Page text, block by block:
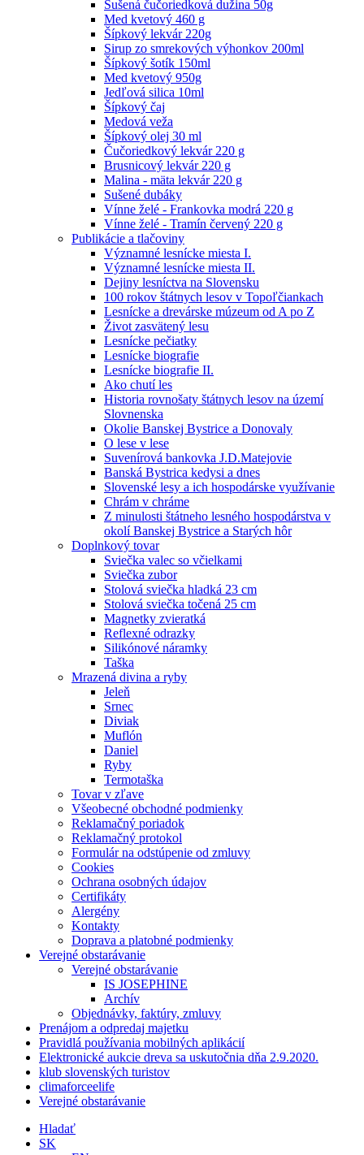
Sušená čučoriedková dužina 50g
Med kvetový 460 g
Šípkový lekvár 220g
Sirup zo smrekových výhonkov 200ml
Šípkový šotík 150ml
Med kvetový 950g
Jedľová silica 10ml
Šípkový čaj
Medová veža
Šípkový olej 30 ml
Čučoriedkový lekvár 220 g
Brusnicový lekvár 220 g
Malina - mäta lekvár 220 g
Sušené dubáky
Vínne želé - Frankovka modrá 220 g
Vínne želé - Tramín červený 220 g
Publikácie a tlačoviny
Významné lesnícke miesta I.
Významné lesnícke miesta II.
Dejiny lesníctva na Slovensku
100 rokov štátnych lesov v Topoľčiankach
Lesnícke a drevárske múzeum od A po Z
Život zasvätený lesu
Lesnícke pečiatky
Lesnícke biografie
Lesnícke biografie II.
Ako chutí les
Historia rovnošaty štátnych lesov na území
Slovnenska
Okolie Banskej Bystrice a Donovaly
O lese v lese
Suvenírová bankovka J.D.Matejovie
Banská Bystrica kedysi a dnes
Slovenské lesy a ich hospodárske využívanie
Chrám v chráme
Z minulosti štátneho lesného hospodárstva v
okolí Banskej Bystrice a Starých hôr
Doplnkový tovar
Sviečka valec so včielkami
Sviečka zubor
Stolová sviečka hladká 23 cm
Stolová sviečka točená 25 cm
Magnetky zvieratká
Reflexné odrazky
Silikónové náramky
Taška
Mrazená divina a ryby
Jeleň
Srnec
Diviak
Muflón
Daniel
Ryby
Termotaška
Tovar v zľave
Všeobecné obchodné podmienky
Reklamačný poriadok
Reklamačný protokol
Formulár na odstúpenie od zmluvy
Cookies
Ochrana osobných údajov
Certifikáty
Alergény
Kontakty
Doprava a platobné podmienky
Verejné obstarávanie
Verejné obstarávanie
IS JOSEPHINE
Archív
Objednávky, faktúry, zmluvy
Prenájom a odpredaj majetku
Pravidlá používania mobilných aplikácií
Elektronické aukcie dreva sa uskutočnia dňa 2.9.2020.
klub slovenských turistov
climaforceelife
Verejné obstarávanie
Hladať
SK